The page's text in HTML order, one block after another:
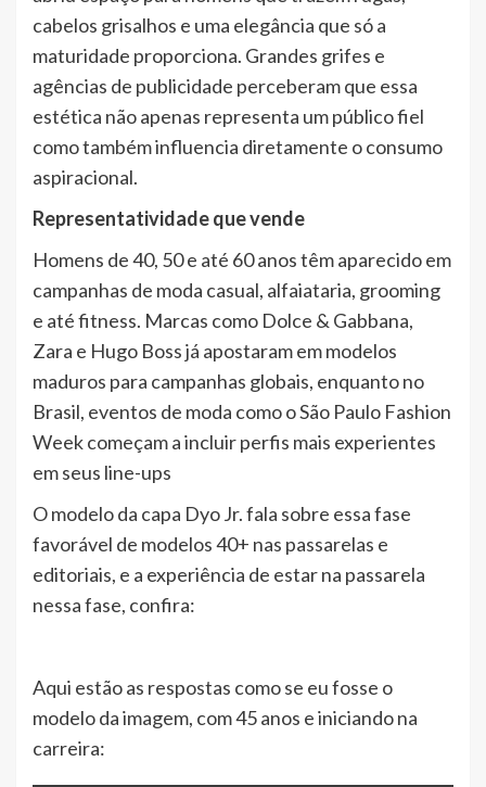
cabelos grisalhos e uma elegância que só a
maturidade proporciona. Grandes grifes e
agências de publicidade perceberam que essa
estética não apenas representa um público fiel
como também influencia diretamente o consumo
aspiracional.
Representatividade que vende
Homens de 40, 50 e até 60 anos têm aparecido em
campanhas de moda casual, alfaiataria, grooming
e até fitness. Marcas como Dolce & Gabbana,
Zara e Hugo Boss já apostaram em modelos
maduros para campanhas globais, enquanto no
Brasil, eventos de moda como o São Paulo Fashion
Week começam a incluir perfis mais experientes
em seus line-ups
O modelo da capa Dyo Jr. fala sobre essa fase
favorável de modelos 40+ nas passarelas e
editoriais, e a experiência de estar na passarela
nessa fase, confira:
Aqui estão as respostas como se eu fosse o
modelo da imagem, com 45 anos e iniciando na
carreira: